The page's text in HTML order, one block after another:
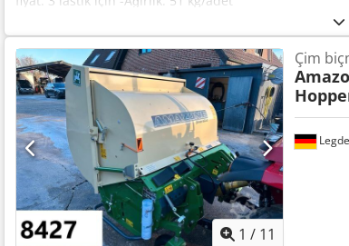
1 / 11
Çim